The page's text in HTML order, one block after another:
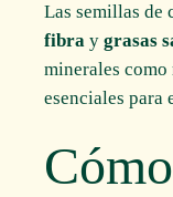
Las semillas de
fibra ygrasas
minerales
esenciales para